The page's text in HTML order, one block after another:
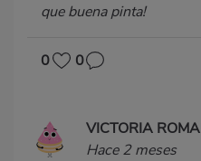
que buena pinta!
0 0
VICTORIA
Hace 2 meses